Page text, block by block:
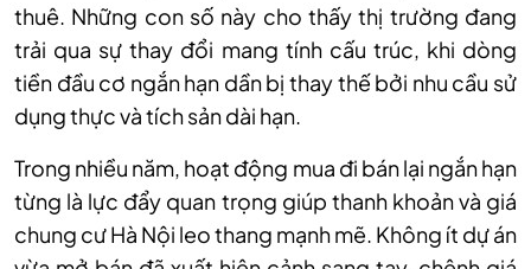
thuê. Những con số này cho thấy thị trường đang
trải qua sự thay đổi mang tính cấu trúc, khi dòng
tiền đầu cơ ngắn hạn dần bị thay thế bởi nhu cầu sử
dụng thực và tích sản dài hạn.
Trong nhiều năm, hoạt động mua đi bán lại ngắn hạn
từng là lực đẩy quan trọng giúp thanh khoản và giá
chung cư Hà Nội leo thang mạnh mẽ. Không ít dự án